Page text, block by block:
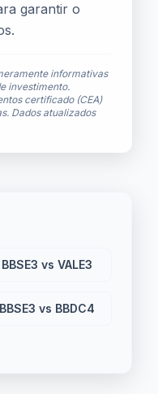
garantir o
informativas
investimento.
certificado (CEA)
Dados atualizados
BBSE3 vs VALE3
BBSE3 vs BBDC4